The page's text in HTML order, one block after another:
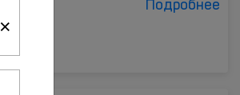
Подробнее
×